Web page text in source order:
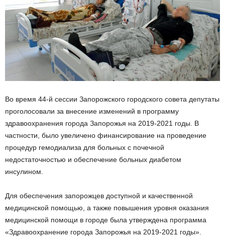
Во время 44-й сессии Запорожского городского совета депутаты
проголосовали за внесение изменений в программу
здравоохранения города Запорожья на 2019-2021 годы. В
частности, было увеличено финансирование на проведение
процедур гемодиализа для больных с почечной
недостаточностью и обеспечение больных диабетом
инсулином.
Для обеспечения запорожцев доступной и качественной
медицинской помощью, а также повышения уровня оказания
медицинской помощи в городе была утверждена программа
«Здравоохранение города Запорожья на 2019-2021 годы».